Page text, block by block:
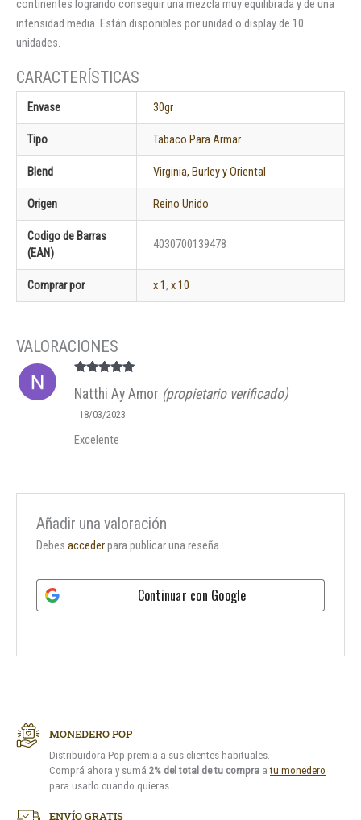
continentes logrando conseguir una mezcla muy equilibrada y de una
intensidad media. Están disponibles por unidad o display de 10
unidades.
Envase 30gr
Tipo Tabaco Para Armar
Blend Virginia, Burley y Oriental
Origen Reino Unido
Codigo de Barras
(EAN)
4030700139478
Comprar por x 1, x 10
5de 5
Natthi Ay Amor (propietario verificado)
18/03/2023
Excelente
Añadir una valoración
Debesaccederpara publicar una reseña.
Continuar con Google
MONEDERO POP
Distribuidora Pop premia a sus clientes habituales.
Comprá ahora y sumá 2% del total de tu compra atu monedero
para usarlo cuando quieras.
ENVÍO GRATIS